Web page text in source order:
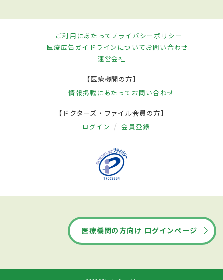
ご利用にあたってプライバシーポリシー
医療広告ガイドラインについてお問い合わせ
運営会社
【医療機関の方】
情報掲載にあたって お問い合わせ
【ドクターズ・ファイル会員の方】
ログイン 会員登録
医療機関の方向け ログインページ